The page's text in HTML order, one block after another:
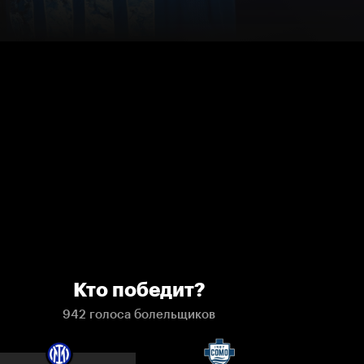
Кто победит?
942 голоса болельщиков